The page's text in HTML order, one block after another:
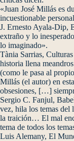
«Juan José Millás es
incuestionable
J. Ernesto Ayala-Dip,
extraño y lo
lo imaginado».
Tània Sarrias,
historia llena
(como le pasa al
Millás (el autor) en
obsesiones, […]
Sergio C. Fanjul,
vez, hila los temas del
la traición… El mal
tema de todos los
Luis Alemany, El